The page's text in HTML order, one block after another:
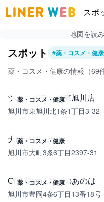
スポ
地図を読
スポット #薬・コスメ・健康
薬・コスメ・健康の情報（69件
薬・コスメ・健康
ツルハドラッグ東旭川店
旭川市東旭川北1条1丁目3-32
薬・コスメ・健康
大町メディカル
旭川市大町3条6丁目2397-31
薬・コスメ・健康
Oral Care Labo のあのは
旭川市豊岡4条6丁目13番18号